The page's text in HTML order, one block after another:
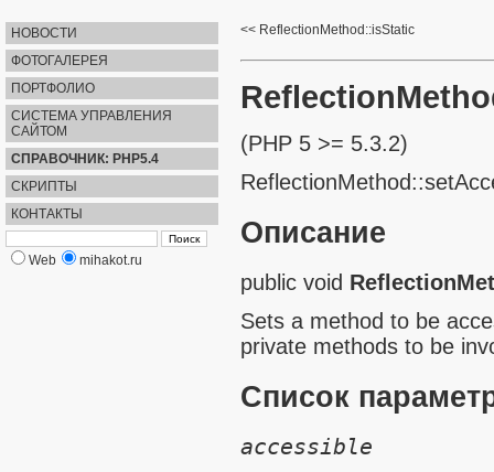
НОВОСТИ
ФОТОГАЛЕРЕЯ
ПОРТФОЛИО
СИСТЕМА УПРАВЛЕНИЯ
САЙТОМ
СПРАВОЧНИК: PHP5.4
СКРИПТЫ
КОНТАКТЫ
Web mihakot.ru
ReflectionMethod::isStatic
(PHP 5 >= 5.3.2)
Описание
public void
Sets a method to be
private methods to be
Список
accessible